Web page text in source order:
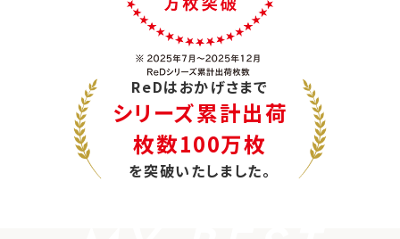
ReDはおかげさまで
シリーズ累計出荷
枚数100万枚
を突破いたしました。